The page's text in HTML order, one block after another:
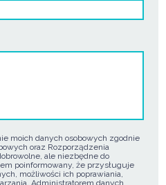
moich danych osobowych zgodnie
oraz Rozporządzenia
ale niezbędne do
poinformowany, że przysługuje
możliwości ich poprawiania,
Administratorem danych